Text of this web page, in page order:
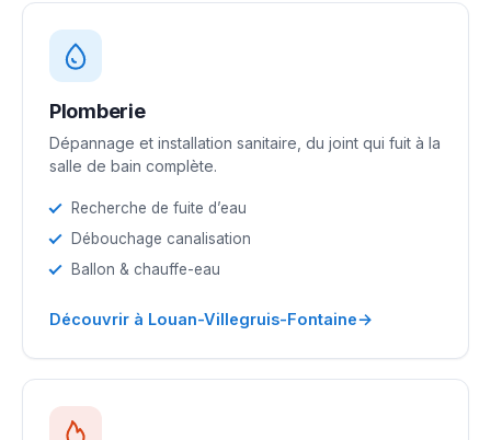
Plomberie
Dépannage et installation sanitaire, du joint qui fuit à la
salle de bain complète.
Recherche de fuite d’eau
Débouchage canalisation
Ballon & chauffe-eau
Découvrir à Louan-Villegruis-Fontaine→